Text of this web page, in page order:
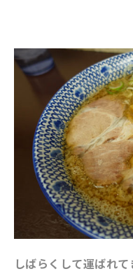
しばらくして運ばれ